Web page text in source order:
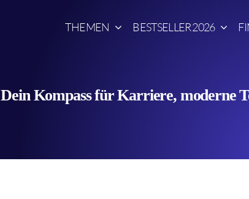
THEMEN BESTSELLER 2026
Dein Kompass für Karriere, moderne